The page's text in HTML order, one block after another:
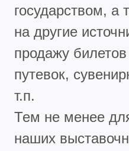
государством, а
на другие
продажу
путевок,
т.п.
Тем не менее
наших